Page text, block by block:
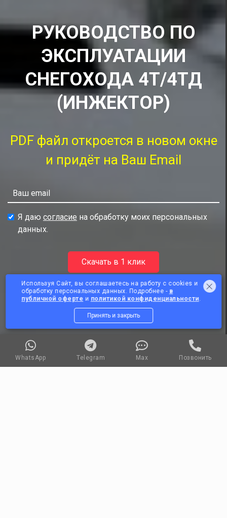
WhatsApp Telegram Max Позвонить
РУКОВОДСТВО ПО
ЭКСПЛУАТАЦИИ
СНЕГОХОДА 4Т/4ТД
(ИНЖЕКТОР)
PDF файл откроется в новом окне
и придёт на Ваш Email
Я даю согласие на обработку моих персональных
данных.
Скачать в 1 клик
Используя Сайт, вы соглашаетесь на работу с cookies и
обработку персональных данных. Подробнее - в
публичной оферте и политикой конфиденциальности.
Принять и закрыть